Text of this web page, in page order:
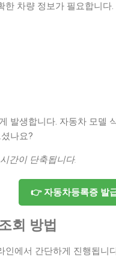
한 차량 정보가 필요합니
발생합니다. 자동차 모델
나요?
간이 단축됩니다.
👉 자동차등록증 발
회 방법
인에서 간단하게 진행됩니